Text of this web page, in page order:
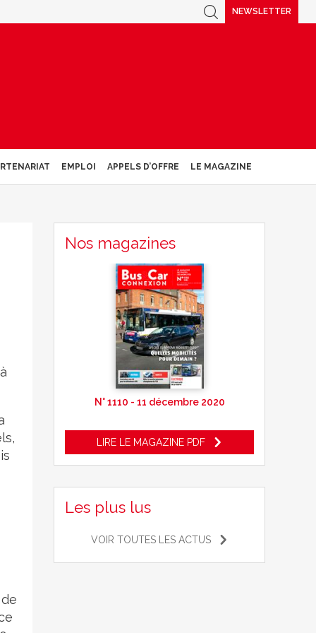
NEWSLETTER
EMPLOI APPELS D’OFFRE LE MAGAZINE
Nos magazines
N° 1110 - 11 décembre 2020
LIRE LE MAGAZINE PDF
Les plus lus
VOIR TOUTES LES ACTUS